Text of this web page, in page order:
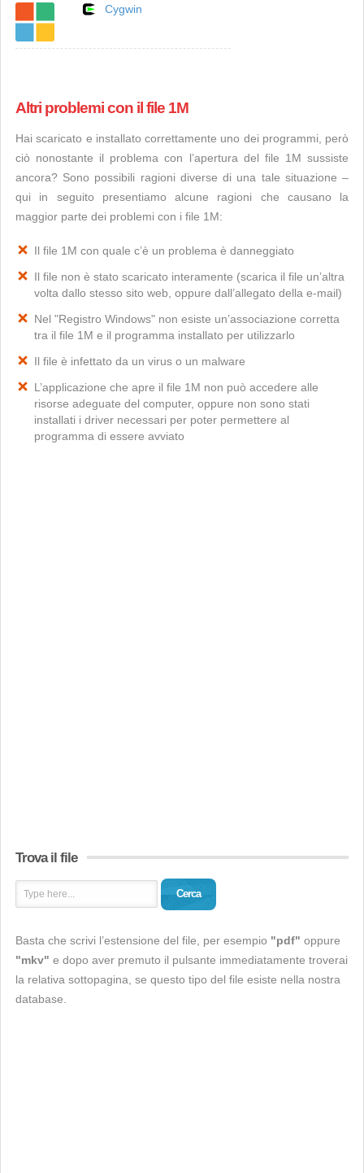
Cygwin
Altri problemi con il file 1M
Hai scaricato e installato correttamente uno dei programmi, però
ciò nonostante il problema con l’apertura del file 1M sussiste
ancora? Sono possibili ragioni diverse di una tale situazione –
qui in seguito presentiamo alcune ragioni che causano la
maggior parte dei problemi con i file 1M:
Il file 1M con quale c’è un problema è danneggiato
Il file non è stato scaricato interamente (scarica il file un’altra
volta dallo stesso sito web, oppure dall’allegato della e-mail)
Nel "Registro Windows" non esiste un’associazione corretta
tra il file 1M e il programma installato per utilizzarlo
Il file è infettato da un virus o un malware
L’applicazione che apre il file 1M non può accedere alle
risorse adeguate del computer, oppure non sono stati
installati i driver necessari per poter permettere al
programma di essere avviato
Trova il file
Cerca
Basta che scrivi l’estensione del file, per esempio "pdf" oppure
"mkv" e dopo aver premuto il pulsante immediatamente troverai
la relativa sottopagina, se questo tipo del file esiste nella nostra
database.